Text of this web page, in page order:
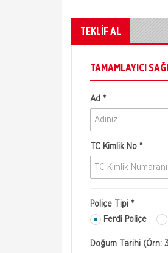
TEKLİF AL
TAMAMLAYICI
Ad *
TC Kimlik No *
Poliçe Tipi *
Ferdi Poliçe
Doğum Tarihi (Örn: